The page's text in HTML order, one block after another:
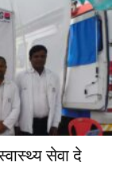
सेवा दे